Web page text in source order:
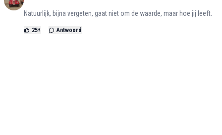
Natuurlijk, bijna vergeten, gaat niet om de waarde, maar hoe jij leeft.
25+ Antwoord